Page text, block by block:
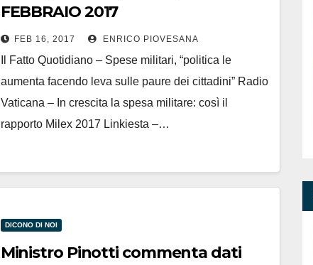
FEBBRAIO 2017
FEB 16, 2017 ENRICO PIOVESANA
Il Fatto Quotidiano – Spese militari, “politica le
aumenta facendo leva sulle paure dei cittadini” Radio
Vaticana – In crescita la spesa militare: così il
rapporto Milex 2017 Linkiesta –…
DICONO DI NOI
Ministro Pinotti commenta dati